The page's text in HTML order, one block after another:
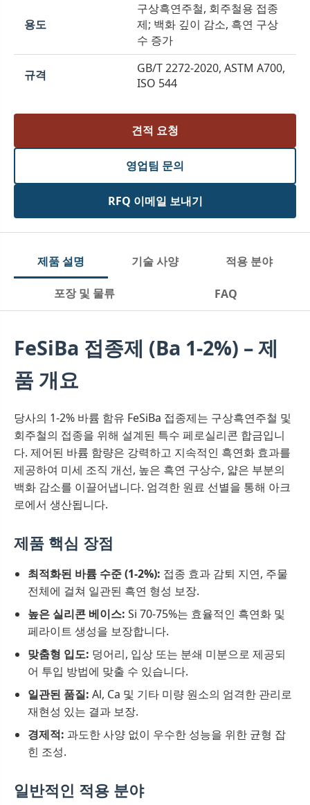
용도
구상흑연주철, 회주철용 접종
제; 백화 깊이 감소, 흑연 구상
수 증가
규격
GB/T 2272-2020, ASTM A700,
ISO 544
견적 요청
영업팀 문의
RFQ 이메일 보내기
제품 설명 기술 사양 적용 분야
포장 및 물류 FAQ
FeSiBa 접종제 (Ba 1-2%) – 제
품 개요
당사의 1-2% 바륨 함유 FeSiBa 접종제는 구상흑연주철 및
회주철의 접종을 위해 설계된 특수 페로실리콘 합금입니
다. 제어된 바륨 함량은 강력하고 지속적인 흑연화 효과를
제공하여 미세 조직 개선, 높은 흑연 구상수, 얇은 부분의
백화 감소를 이끌어냅니다. 엄격한 원료 선별을 통해 아크
로에서 생산됩니다.
제품 핵심 장점
최적화된 바륨 수준 (1-2%): 접종 효과 감퇴 지연, 주물
전체에 걸쳐 일관된 흑연 형성 보장.
높은 실리콘 베이스: Si 70-75%는 효율적인 흑연화 및
페라이트 생성을 보장합니다.
맞춤형 입도: 덩어리, 입상 또는 분쇄 미분으로 제공되
어 투입 방법에 맞출 수 있습니다.
일관된 품질: Al, Ca 및 기타 미량 원소의 엄격한 관리로
재현성 있는 결과 보장.
경제적: 과도한 사양 없이 우수한 성능을 위한 균형 잡
힌 조성.
일반적인 적용 분야